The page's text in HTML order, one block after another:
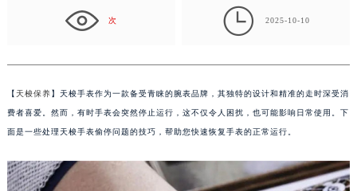
次  2025-10-10
【天梭保养】天梭手表作为一款备受青睐的腕表品牌，其独特的设计和精准的走时深受消
费者喜爱。然而，有时手表会突然停止运行，这不仅令人困扰，也可能影响日常使用。下
面是一些处理天梭手表偷停问题的技巧，帮助您快速恢复手表的正常运行。